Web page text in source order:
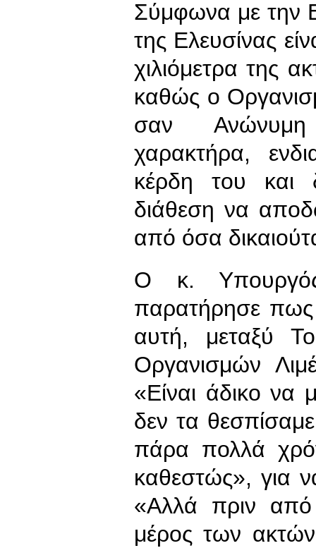
Σύμφωνα με την
της Ελευσίνας
χιλιόμετρα της
καθώς ο
σαν Ανώνυμη
χαρακτήρα,
κέρδη του και
διάθεση να
από όσα
Ο κ. Υπουργός
παρατήρησε πως
αυτή, μεταξύ
Οργανισμών
«Είναι άδικο να
δεν τα
πάρα πολλά
καθεστώς», για
«Αλλά πριν από
μέρος των ακτών